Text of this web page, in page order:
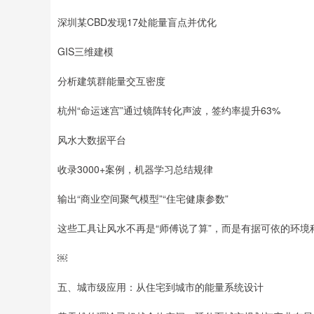
深圳某CBD发现17处能量盲点并优化
GIS三维建模
分析建筑群能量交互密度
杭州“命运迷宫”通过镜阵转化声波，签约率提升63%
风水大数据平台
收录3000+案例，机器学习总结规律
输出“商业空间聚气模型”“住宅健康参数”
这些工具让风水不再是“师傅说了算”，而是有据可依的环境
￼
五、城市级应用：从住宅到城市的能量系统设计